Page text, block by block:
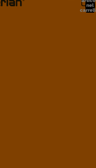
nel